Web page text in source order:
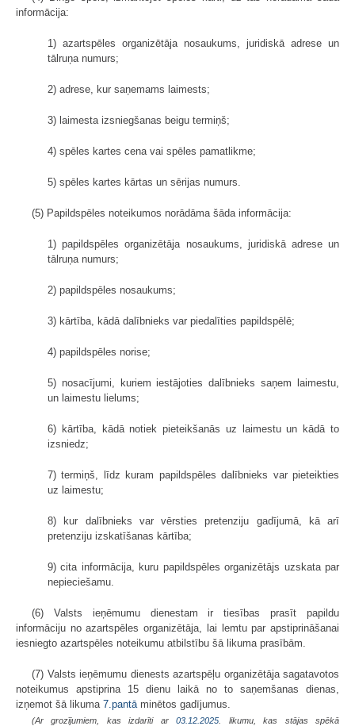
informācija:
1) azartspēles organizētāja nosaukums, juridiskā adrese un
tālruņa numurs;
2) adrese, kur saņemams laimests;
3) laimesta izsniegšanas beigu termiņš;
4) spēles kartes cena vai spēles pamatlikme;
5) spēles kartes kārtas un sērijas numurs.
(5) Papildspēles noteikumos norādāma šāda informācija:
1) papildspēles organizētāja nosaukums, juridiskā adrese un
tālruņa numurs;
2) papildspēles nosaukums;
3) kārtība, kādā dalībnieks var piedalīties papildspēlē;
4) papildspēles norise;
5) nosacījumi, kuriem iestājoties dalībnieks saņem laimestu,
un laimestu lielums;
6) kārtība, kādā notiek pieteikšanās uz laimestu un kādā to
izsniedz;
7) termiņš, līdz kuram papildspēles dalībnieks var pieteikties
uz laimestu;
8) kur dalībnieks var vērsties pretenziju gadījumā, kā arī
pretenziju izskatīšanas kārtība;
9) cita informācija, kuru papildspēles organizētājs uzskata par
nepieciešamu.
(6) Valsts ieņēmumu dienestam ir tiesības prasīt papildu
informāciju no azartspēles organizētāja, lai lemtu par apstiprināšanai
iesniegto azartspēles noteikumu atbilstību šā likuma prasībām.
(7) Valsts ieņēmumu dienests azartspēļu organizētāja sagatavotos
noteikumus apstiprina 15 dienu laikā no to saņemšanas dienas,
izņemot šā likuma 7.pantā minētos gadījumus.
(Ar grozījumiem, kas izdarīti ar03.12.2025 . likumu, kas stājas spēkā